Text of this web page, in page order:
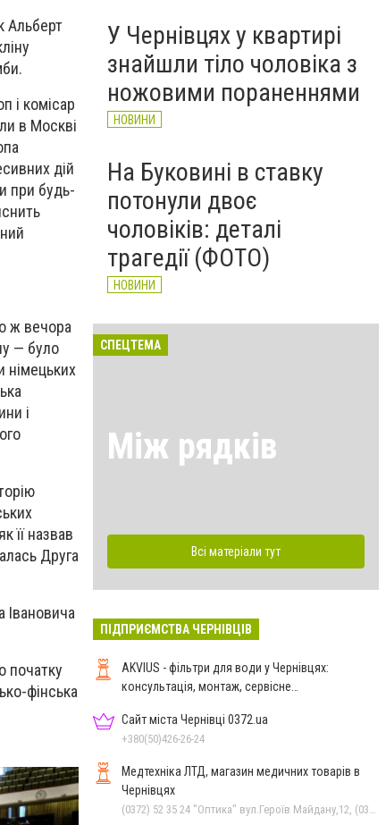
Альберт
і комісар
в Москві
дій
при будь-
ж вечора
— було
німецьких
і
її назвав
Друга
Івановича
початку
фінська
У Чернівцях у квартирі
знайшли тіло чоловіка з
ножовими пораненнями
НОВИНИ
На Буковині в ставку
потонули двоє
чоловіків: деталі
трагедії (ФОТО)
НОВИНИ
СПЕЦТЕМА
Між рядків
Всі матеріали тут
ПІДПРИЄМСТВА ЧЕРНІВЦІВ
AKVIUS - фільтри для води у Чернівцях:
консультація, монтаж, сервісне
Сайт міста Чернівці 0372.ua
+380(50)426-26-24
Медтехніка ЛТД, магазин медичних товарів в
Чернівцях